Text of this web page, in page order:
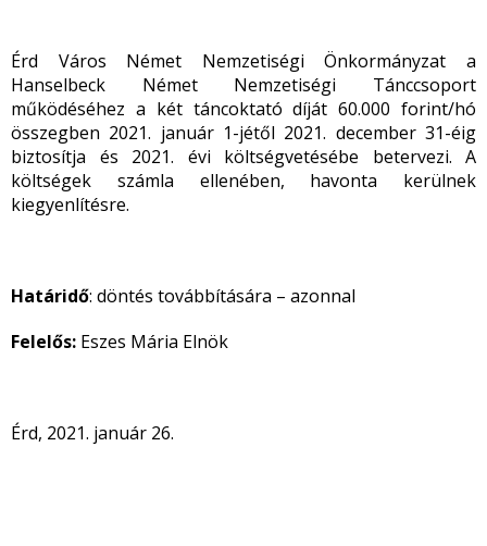
Érd Város Német Nemzetiségi Önkormányzat a
Hanselbeck Német Nemzetiségi Tánccsoport
működéséhez a két táncoktató díját 60.000 forint/hó
összegben 2021. január 1-jétől 2021. december 31-éig
biztosítja és 2021. évi költségvetésébe betervezi. A
költségek számla ellenében, havonta kerülnek
kiegyenlítésre.
Határidő: döntés továbbítására – azonnal
Felelős: Eszes Mária Elnök
Érd, 2021. január 26.